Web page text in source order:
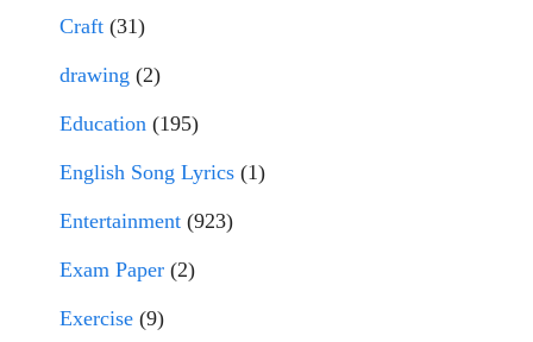
Craft (31)
drawing (2)
Education (195)
English Song Lyrics (1)
Entertainment (923)
Exam Paper (2)
Exercise (9)